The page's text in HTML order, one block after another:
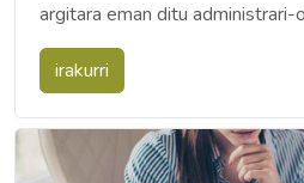
argitara eman ditu administrari-
irakurri